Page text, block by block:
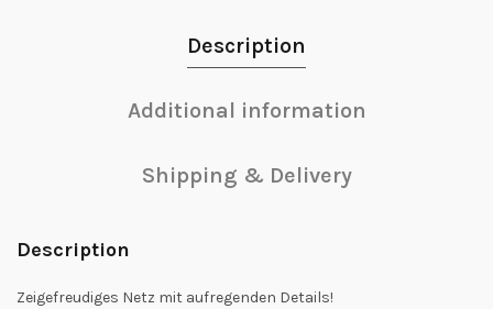
Description
Additional information
Shipping & Delivery
Description
Zeigefreudiges Netz mit aufregenden Details!